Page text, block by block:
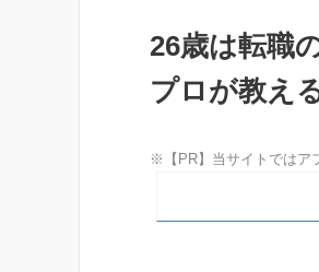
26歳は転職
プロが教え